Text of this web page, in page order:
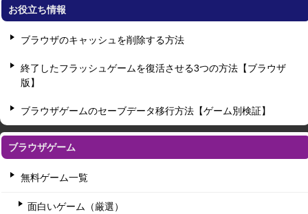
お役立ち情報
ブラウザのキャッシュを削除する方法
終了したフラッシュゲームを復活させる3つの方法【ブラウザ
版】
ブラウザゲームのセーブデータ移行方法【ゲーム別検証】
ブラウザゲーム
無料ゲーム一覧
面白いゲーム（厳選）